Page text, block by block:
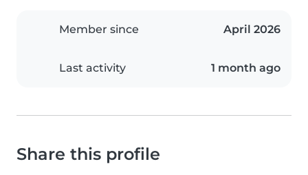
Member since April 2026
Last activity 1 month ago
Share this profile